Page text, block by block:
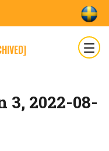
3, 2022-08-